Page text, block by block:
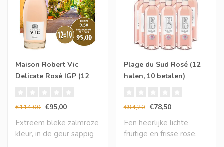
Maison Robert Vic
Delicate Rosé IGP (12
€114,00 €95,00
Extreem bleke zalmroze
kleur, in de geur sappig
Plage du Sud Rosé (12
halen, 10 betalen)
€94,20 €78,50
Een heerlijke lichte
fruitige en frisse rose.